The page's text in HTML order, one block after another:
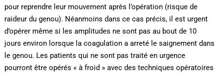
pour reprendre leur mouvement après l’opération (risque de
raideur du genou). Néanmoins dans ce cas précis, il est urgent
d’opérer même si les amplitudes ne sont pas au bout de 10
jours environ lorsque la coagulation a arreté le saignement dans
le genou. Les patients qui ne sont pas traité en urgence
pourront être opérés « à froid » avec des techniques opératoires